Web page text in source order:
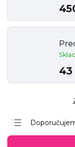
43
Nejlevnější